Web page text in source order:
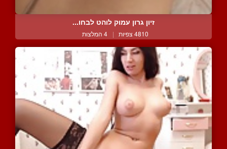
זיון גרון עמוק לוהט לבחו...
4810 צפיות | 4 המלצות